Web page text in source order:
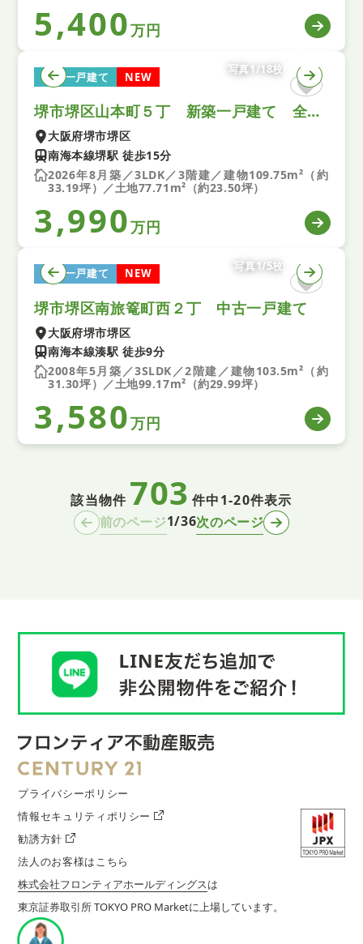
5,400万円
新築一戸建て NEW
写真1/18枚
堺市堺区山本町５丁 新築一戸建て 全１区画
大阪府堺市堺区
南海本線堺駅 徒歩15分
2026年8月築／3LDK／3階建／建物109.75m²（約
33.19坪）／土地77.71m²（約23.50坪）
3,990万円
中古一戸建て NEW
写真1/5枚
堺市堺区南旅篭町西２丁 中古一戸建て
大阪府堺市堺区
南海本線湊駅 徒歩9分
2008年5月築／3SLDK／2階建／建物103.5m²（約
31.30坪）／土地99.17m²（約29.99坪）
3,580万円
該当物件 703 件中1-20件表示
前のページ1/36次のページ
プライバシーポリシー
情報セキュリティポリシー
勧誘方針
法人のお客様はこちら
株式会社フロンティアホールディングスは
東京証券取引所 TOKYO PRO Marketに上場しています。